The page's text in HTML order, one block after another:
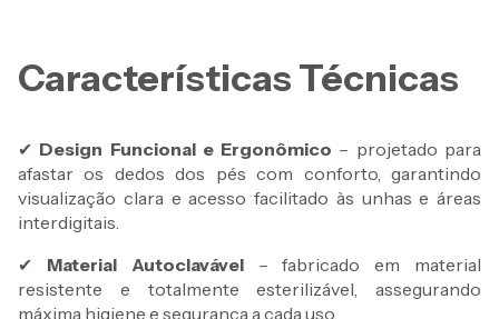
Características Técnicas
✔ Design Funcional e Ergonômico – projetado para
afastar os dedos dos pés com conforto, garantindo
visualização clara e acesso facilitado às unhas e áreas
interdigitais.
✔ Material Autoclavável– fabricado em material
resistente e totalmente esterilizável, assegurando
máxima higiene e segurança a cada uso.